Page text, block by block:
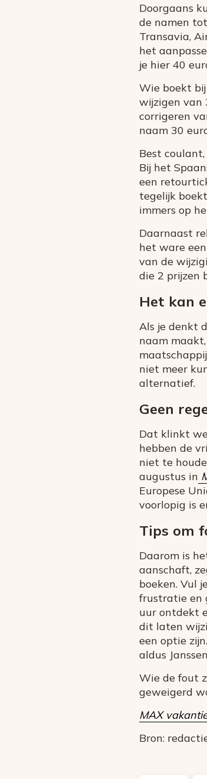
Doorgaans
de namen
Transavia,
het
je hier 40
Wie boekt
wijzigen van
corrigeren
naam 30
Best
Bij het
een
tegelijk
immers op
Daarnaast
het ware
van de
die 2 prijzen
Het kan
Als je denkt
naam
niet meer
alternatief.
Geen
Dat klinkt
hebben de
niet te
augustus in
Europese
voorlopig is
Tips om
Daarom is
aanschaft,
boeken. Vul
frustratie en
uur ontdekt
dit laten
een optie
aldus
Wie de fout
geweigerd
MAX
Bron: